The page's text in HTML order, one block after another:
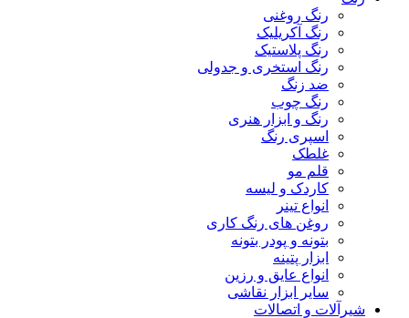
رنگ روغنی
رنگ آکریلیک
رنگ پلاستیک
رنگ استخری و جدولی
ضد زنگ
رنگ چوب
رنگ و ابزار هنری
اسپری رنگ
غلطک
قلم مو
کاردک و لیسه
انواع تینر
روغن های رنگ کاری
بتونه و پودر بتونه
ابزار پتینه
انواع عایق و رزین
سایر ابزار نقاشی
شیرآلات و اتصالات